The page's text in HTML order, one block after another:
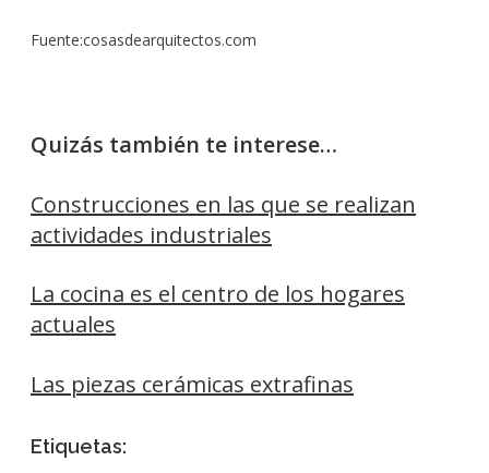
Fuente:cosasdearquitectos.com
Quizás también te interese…
Construcciones en las que se realizan
actividades industriales
La cocina es el centro de los hogares
actuales
Las piezas cerámicas extrafinas
Etiquetas: